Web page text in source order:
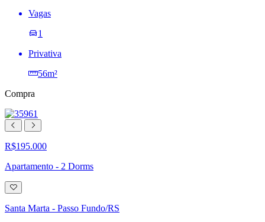
Vagas
1
Privativa
56m²
Compra
R$195.000
Apartamento - 2 Dorms
Adicionar
à
lista
de
Santa Marta - Passo Fundo/RS